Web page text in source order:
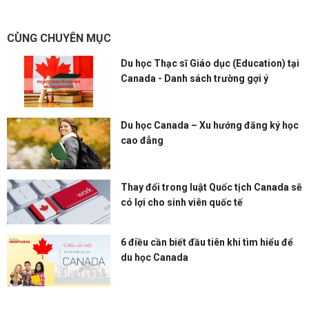
CÙNG CHUYÊN MỤC
Du học Thạc sĩ Giáo dục (Education) tại
Canada - Danh sách trường gợi ý
Du học Canada – Xu hướng đăng ký học
cao đẳng
Thay đổi trong luật Quốc tịch Canada sẽ
có lợi cho sinh viên quốc tế
6 điều cần biết đầu tiên khi tìm hiểu để
du học Canada